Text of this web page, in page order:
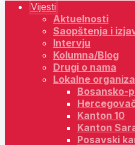
Vijesti
Aktuelnosti
Saopštenja i
Intervju
Kolumna/Blog
Drugi o nama
Lokalne
Bosansko-
Kanton 10
Kanton
Posavski